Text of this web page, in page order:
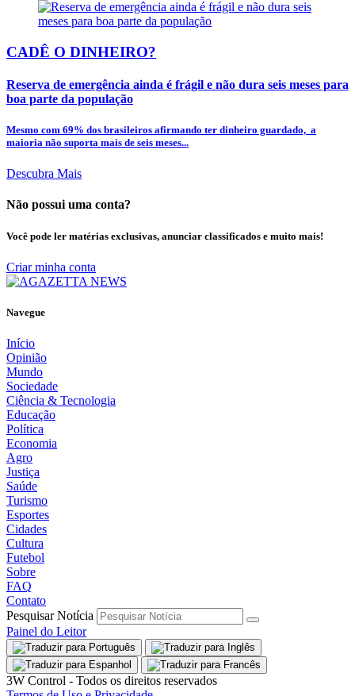
CADÊ O DINHEIRO?
Reserva de emergência ainda é frágil e não dura seis meses para
boa parte da população
Mesmo com 69% dos brasileiros afirmando ter dinheiro guardado, a
maioria não suporta mais de seis meses...
Descubra Mais
Não possui uma conta?
Você pode ler matérias exclusivas, anunciar classificados e muito mais!
Criar minha conta
Navegue
Início
Opinião
Mundo
Sociedade
Ciência & Tecnologia
Educação
Política
Economia
Agro
Justiça
Saúde
Turismo
Esportes
Cidades
Cultura
Futebol
Sobre
FAQ
Contato
Pesquisar Notícia
Painel do Leitor
3W Control - Todos os direitos reservados